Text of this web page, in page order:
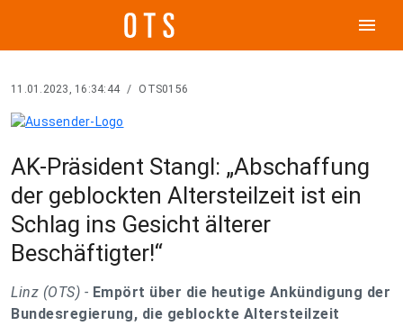
menu
11.01.2023, 16:34:44 / OTS0156
AK-Präsident Stangl: „Abschaffung
der geblockten Altersteilzeit ist ein
Schlag ins Gesicht älterer
Beschäftigter!“
Linz (OTS) - Empört über die heutige Ankündigung der
Bundesregierung, die geblockte Altersteilzeit